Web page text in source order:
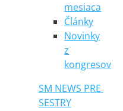
mesiaca
Články
Novinky
z
kongresov
SM NEWS PRE
SESTRY